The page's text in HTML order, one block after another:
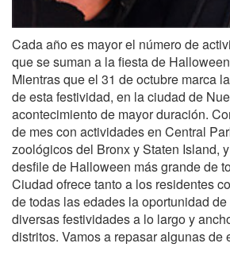
Cada año es mayor el número de
que se suman a la fiesta de
Mientras que el 31 de octubre marca
de esta festividad, en la ciudad de
acontecimiento de mayor duración.
de mes con actividades en Central
zoológicos del Bronx y Staten Island,
desfile de Halloween más grande de
Ciudad ofrece tanto a los residentes
de todas las edades la oportunidad
diversas festividades a lo largo y
distritos. Vamos a repasar algunas de